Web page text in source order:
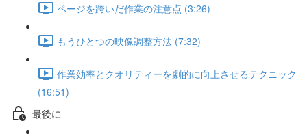
ページを跨いだ作業の注意点 (3:26)
もうひとつの映像調整方法 (7:32)
作業効率とクオリティーを劇的に向上させるテクニック
(16:51)
最後に